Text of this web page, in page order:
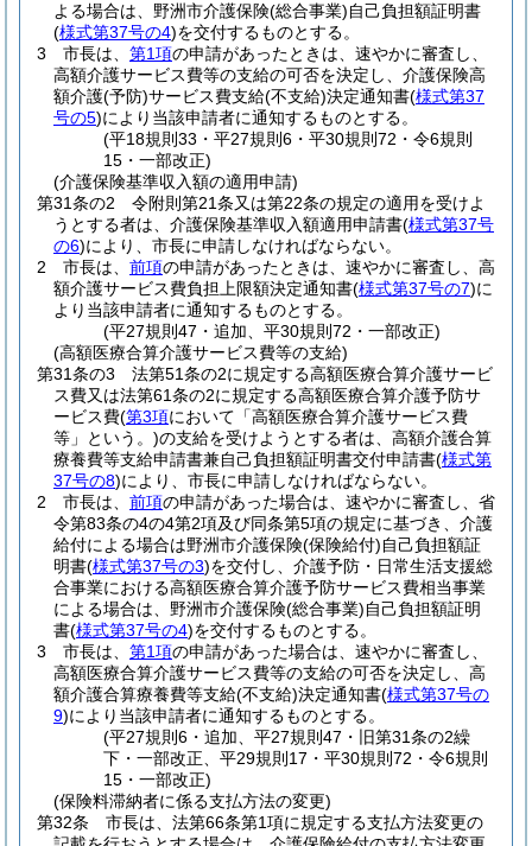
よる場合は、野洲市介護保険(総合事業)自己負担額証明書
(様式第37号の4)を交付するものとする。
3
市長は、 第1項の申請があったときは、速やかに審査し、
高額介護サービス費等の支給の可否を決定し、介護保険高
額介護(予防)サービス費支給(不支給)決定通知書(様式第37
号の5)により当該申請者に通知するものとする。
(平18規則33・平27規則6・平30規則72・令6規則
15・一部改正)
(介護保険基準収入額の適用申請)
第31条の2
令附則第21条又は第22条の規定の適用を受けよ
うとする者は、介護保険基準収入額適用申請書(様式第37号
の6)により、市長に申請しなければならない。
2
市長は、 前項の申請があったときは、速やかに審査し、高
額介護サービス費負担上限額決定通知書(様式第37号の7)に
より当該申請者に通知するものとする。
(平27規則47・追加、平30規則72・一部改正)
(高額医療合算介護サービス費等の支給)
第31条の3
法第51条の2に規定する高額医療合算介護サービ
ス費又は法第61条の2に規定する高額医療合算介護予防サ
ービス費(第3項において「高額医療合算介護サービス費
等」という。)の支給を受けようとする者は、高額介護合算
療養費等支給申請書兼自己負担額証明書交付申請書(様式第
37号の8)により、市長に申請しなければならない。
2
市長は、 前項の申請があった場合は、速やかに審査し、省
令第83条の4の4第2項及び同条第5項の規定に基づき、介護
給付による場合は野洲市介護保険(保険給付)自己負担額証
明書(様式第37号の3)を交付し、介護予防・日常生活支援総
合事業における高額医療合算介護予防サービス費相当事業
による場合は、野洲市介護保険(総合事業)自己負担額証明
書(様式第37号の4)を交付するものとする。
3
市長は、 第1項の申請があった場合は、速やかに審査し、
高額医療合算介護サービス費等の支給の可否を決定し、高
額介護合算療養費等支給(不支給)決定通知書(様式第37号の
9)により当該申請者に通知するものとする。
(平27規則6・追加、平27規則47・旧第31条の2繰
下・一部改正、平29規則17・平30規則72・令6規則
15・一部改正)
(保険料滞納者に係る支払方法の変更)
第32条
市長は、法第66条第1項に規定する支払方法変更の